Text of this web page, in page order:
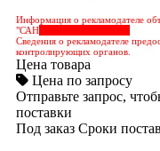
Информация о рекламодателе
"САН
Сведения о рекламодателе
контролирующих органов.
Цена товара
Цена по запросу
Отправьте запрос,
поставки
Под заказ Сроки